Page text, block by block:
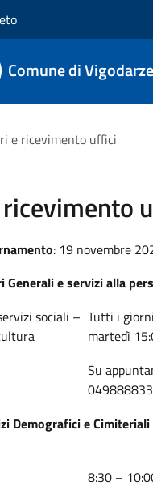
Comune di
e ricevimento uffici
: 19 novembre
e servizi alla
sociali – Tutti i
martedì
Su
Demografici e
8:30 –